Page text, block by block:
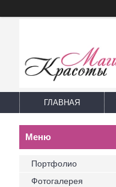
ГЛАВНАЯ
Портфолио
Фотогалерея